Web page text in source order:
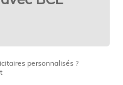
personnalisés ?